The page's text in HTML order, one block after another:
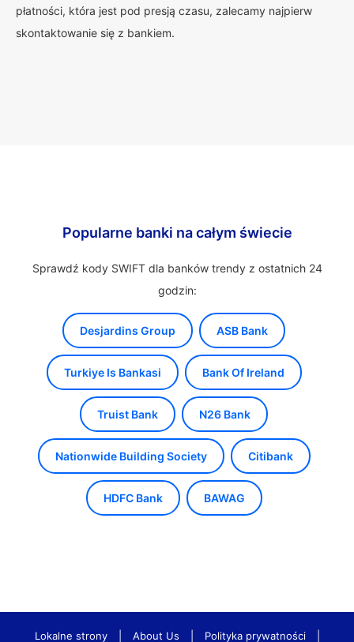
płatności, która jest pod presją czasu, zalecamy najpierw
skontaktowanie się z bankiem.
Popularne banki na całym świecie
Sprawdź kody SWIFT dla banków trendy z ostatnich 24
godzin:
Desjardins Group ASB Bank
Turkiye Is Bankasi Bank Of Ireland
Truist Bank N26 Bank
Nationwide Building Society Citibank
HDFC Bank BAWAG
Lokalne strony About Us Polityka prywatności